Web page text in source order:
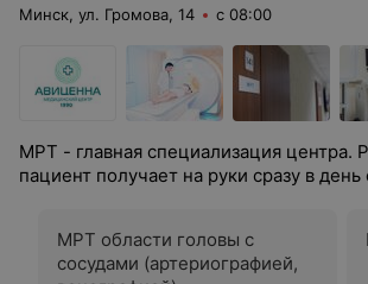
Минск, ул. Громова, 14 с 08:00
МРТ - главная специализация центра.
пациент получает на руки сразу в
МРТ области головы с
сосудами (артериографией,